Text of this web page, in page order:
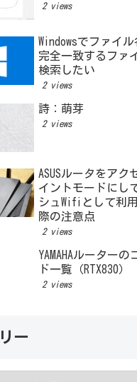
2 views
Windowsでファイル
完全一致するファ
検索したい
2 views
詩：萌芽
2 views
ASUSルータをアク
イントモードにし
シュWifiとして利
際の注意点
2 views
YAMAHAルーターの
ド一覧（RTX830）
2 views
ー